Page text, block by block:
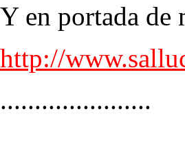
Y en portada de
http://
......................